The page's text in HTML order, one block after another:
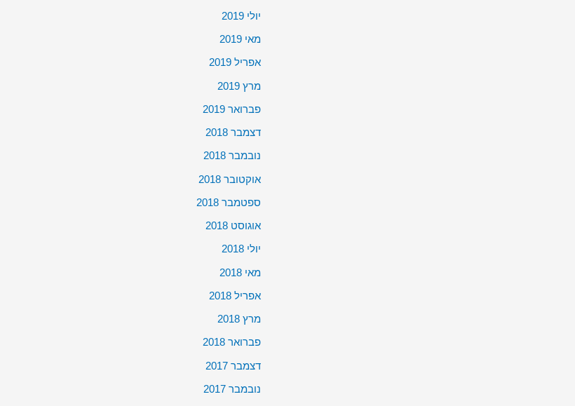
יולי 2019
מאי 2019
אפריל 2019
מרץ 2019
פברואר 2019
דצמבר 2018
נובמבר 2018
אוקטובר 2018
ספטמבר 2018
אוגוסט 2018
יולי 2018
מאי 2018
אפריל 2018
מרץ 2018
פברואר 2018
דצמבר 2017
נובמבר 2017